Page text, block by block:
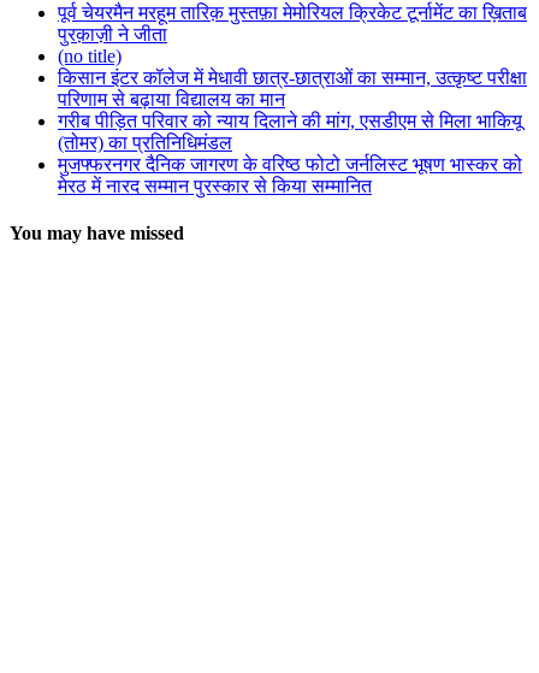
पूर्व चेयरमैन मरहूम तारिक़ मुस्तफ़ा मेमोरियल क्रिकेट टूर्नामेंट का ख़िताब
पुरक़ाज़ी ने जीता
(no title)
किसान इंटर कॉलेज में मेधावी छात्र-छात्राओं का सम्मान, उत्कृष्ट परीक्षा
परिणाम से बढ़ाया विद्यालय का मान
गरीब पीड़ित परिवार को न्याय दिलाने की मांग, एसडीएम से मिला भाकियू
(तोमर) का प्रतिनिधिमंडल
मुजफ्फरनगर दैनिक जागरण के वरिष्ठ फोटो जर्नलिस्ट भूषण भास्कर को
मेरठ में नारद सम्मान पुरस्कार से किया सम्मानित
You may have missed